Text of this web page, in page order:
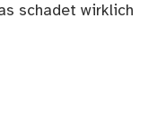
schadet wirklich